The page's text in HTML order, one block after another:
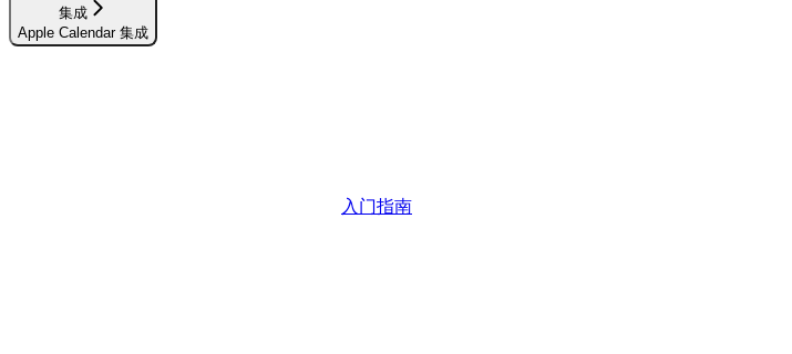
集成
Apple Calendar 集成
入门指南